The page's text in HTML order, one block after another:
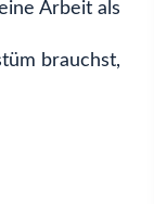
Arbeit als
brauchst,